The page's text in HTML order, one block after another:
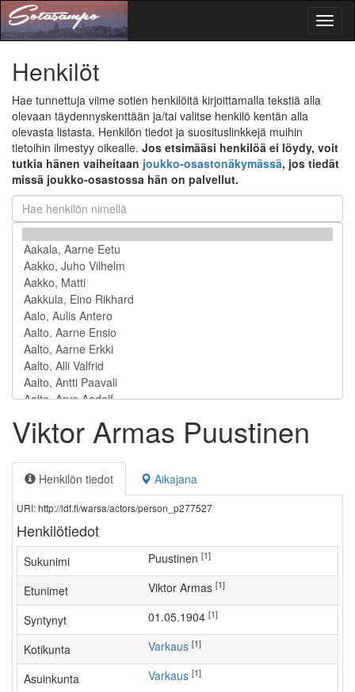
Henkilöt
Hae tunnettuja viime sotien henkilöitä kirjoittamalla tekstiä alla
olevaan täydennyskenttään ja/tai valitse henkilö kentän alla
olevasta listasta. Henkilön tiedot ja suosituslinkkejä muihin
tietoihin ilmestyy oikealle. Jos etsimääsi henkilöä ei löydy, voit
tutkia hänen vaiheitaan joukko-osastonäkymässä, jos tiedät
missä joukko-osastossa hän on palvellut.
Viktor Armas Puustinen
Henkilön tiedot Aikajana
URI: http://ldf.fi/warsa/actors/person_p277527
Henkilötiedot
Sukunimi Puustinen [1]
Etunimet Viktor Armas [1]
Syntynyt 01.05.1904 [1]
Kotikunta Varkaus [1]
Asuinkunta Varkaus [1]